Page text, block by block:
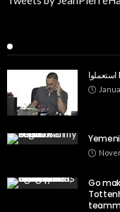
Go